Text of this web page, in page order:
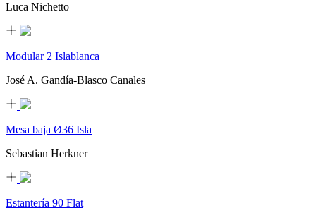
Luca Nichetto
Modular 2 Islablanca
José A. Gandía-Blasco Canales
Mesa baja Ø36 Isla
Sebastian Herkner
Estantería 90 Flat